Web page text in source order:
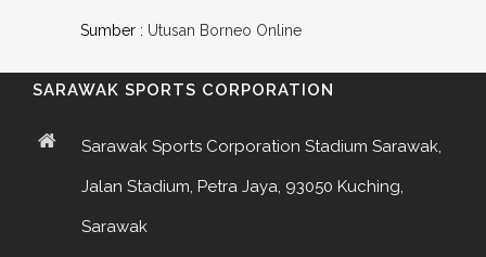
Sumber : Utusan Borneo Online
SARAWAK SPORTS CORPORATION
Sarawak Sports Corporation Stadium Sarawak,
Jalan Stadium, Petra Jaya, 93050 Kuching,
Sarawak